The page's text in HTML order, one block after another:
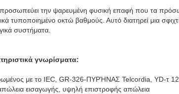
την ψαρευμένη φυσική επαφή που τα
τυποποιημένο οκτώ βαθμούς. Αυτό διατηρεί μια
συστήματα.
γνωρίσματα:
με το IEC, GR-326-ΠΥΡΉΝΑΣ Telcordia, YD-τ
εισαγωγής, υψηλή επιστροφής απώλεια